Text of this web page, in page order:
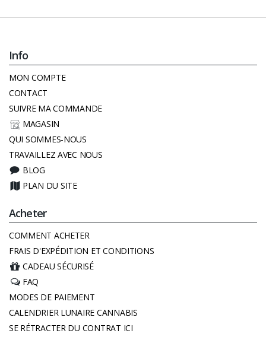
Info
MON COMPTE
CONTACT
SUIVRE MA COMMANDE
MAGASIN
QUI SOMMES-NOUS
TRAVAILLEZ AVEC NOUS
BLOG
PLAN DU SITE
Acheter
COMMENT ACHETER
FRAIS D'EXPÉDITION ET CONDITIONS
CADEAU SÉCURISÉ
FAQ
MODES DE PAIEMENT
CALENDRIER LUNAIRE CANNABIS
SE RÉTRACTER DU CONTRAT ICI